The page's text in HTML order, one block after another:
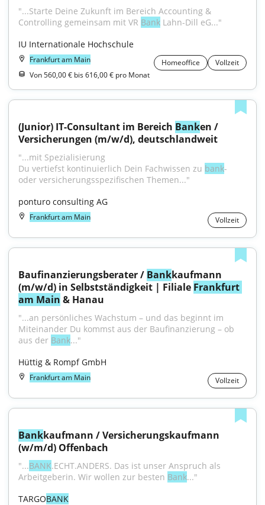
"...Starte Deine Zukunft im Bereich Accounting &
Controlling gemeinsam mit VR Bank Lahn-Dill eG..."
IU Internationale Hochschule
Frankfurt am Main Homeoffice
Vollzeit
Von 560,00 € bis 616,00 € pro Monat
(Junior) IT-Consultant im Bereich Banken /
Versicherungen (m/w/d), deutschlandweit
"...mit Spezialisierung
Du vertiefst kontinuierlich Dein Fachwissen zu bank-
oder versicherungsspezifischen Themen..."
ponturo consulting AG
Frankfurt am Main Vollzeit
Baufinanzierungsberater / Bankkaufmann
(m/w/d) in Selbstständigkeit | Filiale Frankfurt
am Main & Hanau
"...an persönliches Wachstum – und das beginnt im
Miteinander Du kommst aus der Baufinanzierung – ob
aus der Bank..."
Hüttig & Rompf GmbH
Frankfurt am Main Vollzeit
Bankkaufmann / Versicherungskaufmann
(w/m/d) Offenbach
"...BANK.ECHT.ANDERS. Das ist unser Anspruch als
Arbeitgeberin. Wir wollen zur besten Bank..."
TARGOBANK